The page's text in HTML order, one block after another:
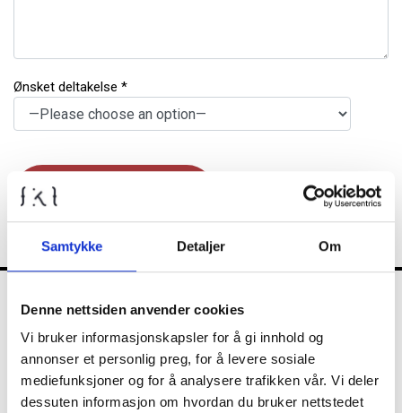
Samtykke Detaljer Om
Denne nettsiden anvender cookies
Vi bruker informasjonskapsler for å gi innhold og
annonser et personlig preg, for å levere sosiale
mediefunksjoner og for å analysere trafikken vår. Vi deler
dessuten informasjon om hvordan du bruker nettstedet
Ønsket deltakelse *
FKT
Kontrollutvalget